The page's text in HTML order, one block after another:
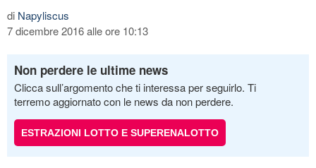
di Napyliscus
7 dicembre 2016 alle ore 10:13
Non perdere le ultime news
Clicca sull’argomento che ti interessa per seguirlo. Ti
terremo aggiornato con le news da non perdere.
ESTRAZIONI LOTTO E SUPERENALOTTO